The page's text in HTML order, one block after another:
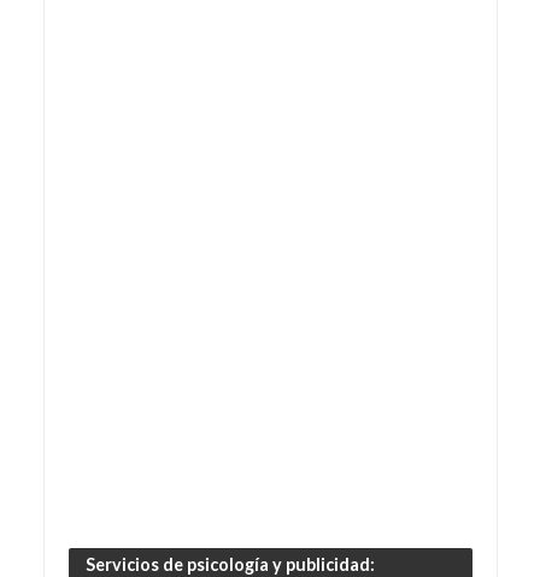
Servicios de psicología y publicidad: